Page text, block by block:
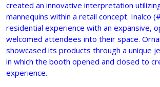
created an innovative interpretation
mannequins within a retail concept. Inalco
residential experience with an expansive,
welcomed attendees into their space.
showcased its products through a unique
in which the booth opened and closed to
experience.